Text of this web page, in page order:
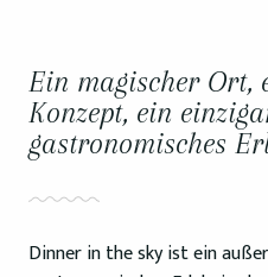
Ein magischer Ort,
Konzept, ein
gastronomisches
Dinner in the sky ist ein